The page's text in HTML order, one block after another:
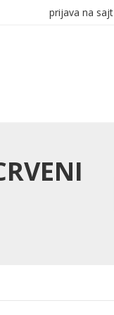
prijava na sajt